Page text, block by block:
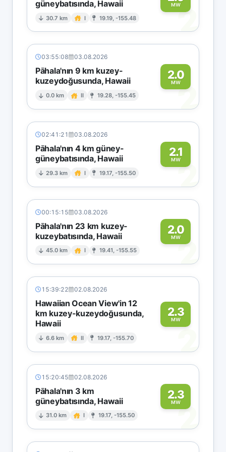
güneybatısında, Hawaii
30.7 km I 19.19, -155.48
MW2
03:55:08 03.08.2026
Pāhala'nın 9 km kuzey-
kuzeydoğusunda, Hawaii
0.0 km II 19.28, -155.45
2.0
MW2
02:41:21 03.08.2026
Pāhala'nın 4 km güney-
güneybatısında, Hawaii
29.3 km I 19.17, -155.50
2.1
MW2
00:15:15 03.08.2026
Pāhala'nın 23 km kuzey-
kuzeybatısında, Hawaii
45.0 km I 19.41, -155.55
2.0
MW2
15:39:22 02.08.2026
Hawaiian Ocean View'in 12
km kuzey-kuzeydoğusunda,
Hawaii
6.6 km II 19.17, -155.70
2.3
MW
2
15:20:45 02.08.2026
Pāhala'nın 3 km
güneybatısında, Hawaii
31.0 km I 19.17, -155.50
2.3
MW2